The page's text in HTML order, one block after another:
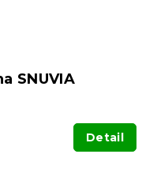
SNUVIA
Detail